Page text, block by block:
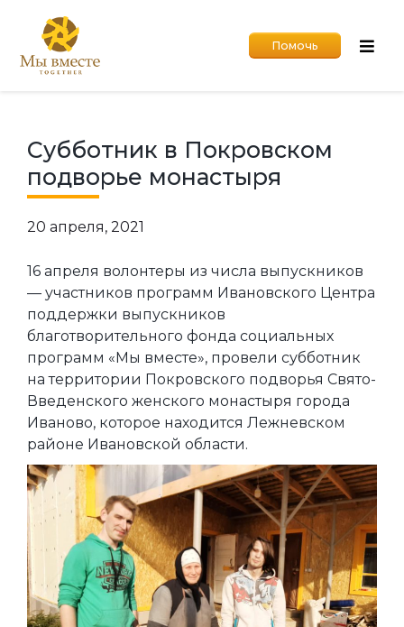
Помочь
Субботник в Покровском
подворье монастыря
20 апреля, 2021
16 апреля волонтеры из числа выпускников
— участников программ Ивановского Центра
поддержки выпускников
благотворительного фонда социальных
программ «Мы вместе», провели субботник
на территории Покровского подворья Свято-
Введенского женского монастыря города
Иваново, которое находится Лежневском
районе Ивановской области.